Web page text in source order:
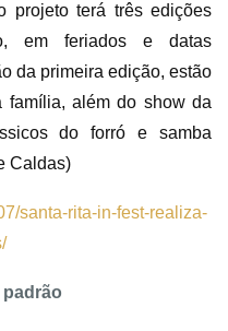
projeto terá três edições
em feriados e datas
da primeira edição, estão
família, além do show da
do forró e samba
Caldas)
santa-rita-in-fest-realiza-